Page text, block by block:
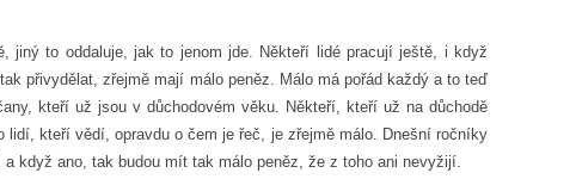
jiný to oddaluje, jak to jenom jde. Někteří lidé pracují ještě, i když
přivydělat, zřejmě mají málo peněz. Málo má pořád každý a to teď
kteří už jsou v důchodovém věku. Někteří, kteří už na důchodě
kteří vědí, opravdu o čem je řeč, je zřejmě málo. Dnešní ročníky
když ano, tak budou mít tak málo peněz, že z toho ani nevyžijí.